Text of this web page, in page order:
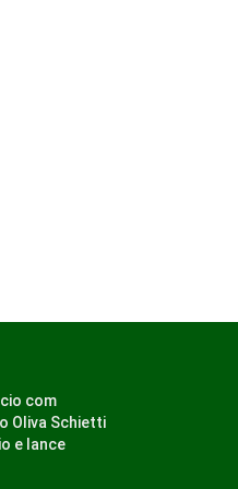
com
Oliva Schietti
e lance